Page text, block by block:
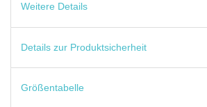
Weitere Details
Details zur Produktsicherheit
Größentabelle